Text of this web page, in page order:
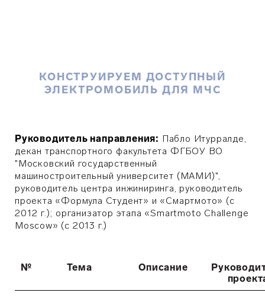
КОНСТРУИРУЕМ ДОСТУПНЫЙ
ЭЛЕКТРОМОБИЛЬ ДЛЯ МЧС
Руководитель направления: Пабло Итурралде,
декан транспортного факультета ФГБОУ ВО
"Московский государственный
машиностроительный университет (МАМИ)",
руководитель центра инжиниринга, руководитель
проекта «Формула Студент» и «Смартмото» (c
2012 г.); организатор этапа «Smartmoto Challenge
Moscow» (с 2013 г.)
№ Тема Описание